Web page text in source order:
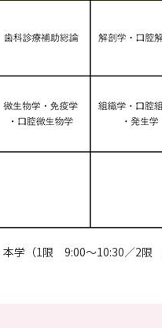
本学（1限 9:00～10:30／2限